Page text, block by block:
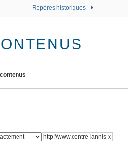
Repères historiques